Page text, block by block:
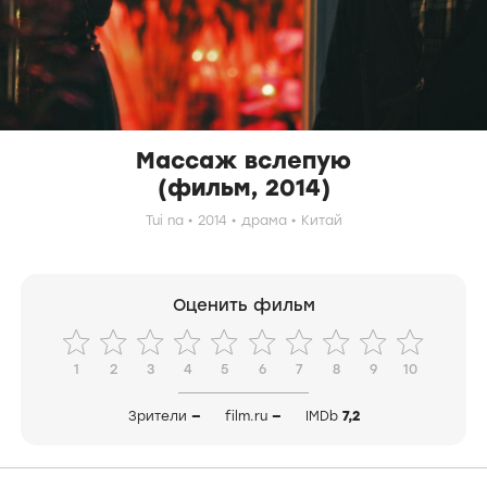
Массаж вслепую
(фильм, 2014)
Tui na 2014 драма Китай
Оценить фильм
1 2 3 4 5 6 7 8 9 10
Зрители — film.ru — IMDb 7,2